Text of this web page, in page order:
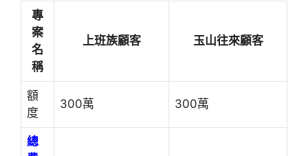
專
案
名
稱
上班族顧客 玉山往來顧客
額
度
300萬 300萬
總